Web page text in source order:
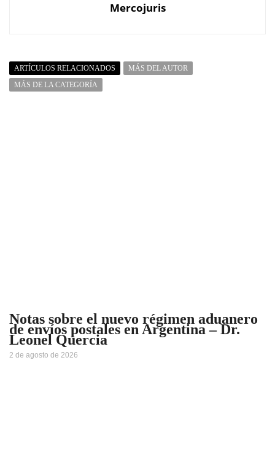
Mercojuris
ARTÍCULOS RELACIONADOS
MÁS DEL AUTOR
MÁS DE LA CATEGORÍA
Notas sobre el nuevo régimen aduanero
de envíos postales en Argentina – Dr.
Leonel Quercia
2 de agosto de 2026